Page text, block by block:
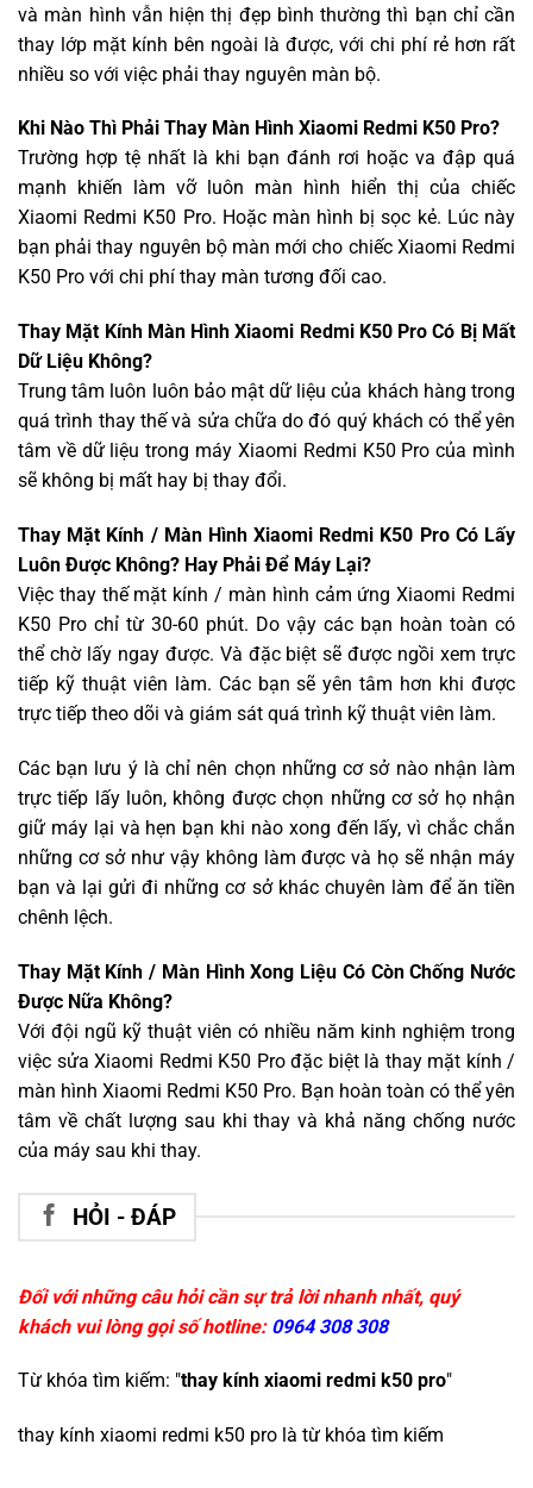
và màn hình vẫn hiện thị đẹp bình thường thì bạn chỉ cần
thay lớp mặt kính bên ngoài là được, với chi phí rẻ hơn rất
nhiều so với việc phải thay nguyên màn bộ.
Khi Nào Thì Phải Thay Màn Hình Xiaomi Redmi K50 Pro?
Trường hợp tệ nhất là khi bạn đánh rơi hoặc va đập quá
mạnh khiến làm vỡ luôn màn hình hiển thị của chiếc
Xiaomi Redmi K50 Pro. Hoặc màn hình bị sọc kẻ. Lúc này
bạn phải thay nguyên bộ màn mới cho chiếc Xiaomi Redmi
K50 Pro với chi phí thay màn tương đối cao.
Thay Mặt Kính Màn Hình Xiaomi Redmi K50 Pro Có Bị Mất
Dữ Liệu Không?
Trung tâm luôn luôn bảo mật dữ liệu của khách hàng trong
quá trình thay thế và sửa chữa do đó quý khách có thể yên
tâm về dữ liệu trong máy Xiaomi Redmi K50 Pro của mình
sẽ không bị mất hay bị thay đổi.
Thay Mặt Kính / Màn Hình Xiaomi Redmi K50 Pro Có Lấy
Luôn Được Không? Hay Phải Để Máy Lại?
Việc thay thế mặt kính / màn hình cảm ứng Xiaomi Redmi
K50 Pro chỉ từ 30-60 phút. Do vậy các bạn hoàn toàn có
thể chờ lấy ngay được. Và đặc biệt sẽ được ngồi xem trực
tiếp kỹ thuật viên làm. Các bạn sẽ yên tâm hơn khi được
trực tiếp theo dõi và giám sát quá trình kỹ thuật viên làm.
Các bạn lưu ý là chỉ nên chọn những cơ sở nào nhận làm
trực tiếp lấy luôn, không được chọn những cơ sở họ nhận
giữ máy lại và hẹn bạn khi nào xong đến lấy, vì chắc chắn
những cơ sở như vậy không làm được và họ sẽ nhận máy
bạn và lại gửi đi những cơ sở khác chuyên làm để ăn tiền
chênh lệch.
Thay Mặt Kính / Màn Hình Xong Liệu Có Còn Chống Nước
Được Nữa Không?
Với đội ngũ kỹ thuật viên có nhiều năm kinh nghiệm trong
việc sửa Xiaomi Redmi K50 Pro đặc biệt là thay mặt kính /
màn hình Xiaomi Redmi K50 Pro. Bạn hoàn toàn có thể yên
tâm về chất lượng sau khi thay và khả năng chống nước
của máy sau khi thay.
HỎI - ĐÁP
Đối với những câu hỏi cần sự trả lời nhanh nhất, quý
khách vui lòng gọi số hotline: 0964 308 308
Từ khóa tìm kiếm: "thay kính xiaomi redmi k50 pro"
thay kính xiaomi redmi k50 pro là từ khóa tìm kiếm